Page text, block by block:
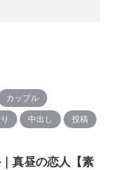
カップル
中出し 投稿
真昼の恋人【素